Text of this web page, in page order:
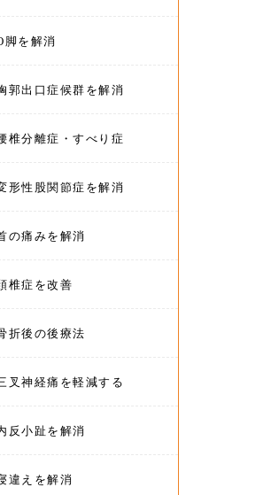
脚を解消
郭出口症候群を解消
椎分離症・すべり症
形性股関節症を解消
の痛みを解消
椎症を改善
折後の後療法
叉神経痛を軽減する
反小趾を解消
違えを解消